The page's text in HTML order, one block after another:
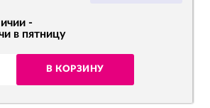
-
в пятницу
В КОРЗИНУ